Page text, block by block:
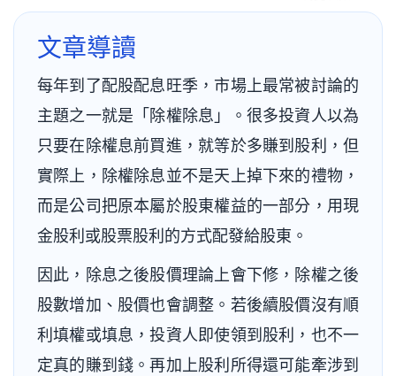
文章導讀
每年到了配股配息旺季，市場上最常被討論的
主題之一就是「除權除息」。很多投資人以為
只要在除權息前買進，就等於多賺到股利，但
實際上，除權除息並不是天上掉下來的禮物，
而是公司把原本屬於股東權益的一部分，用現
金股利或股票股利的方式配發給股東。
因此，除息之後股價理論上會下修，除權之後
股數增加、股價也會調整。若後續股價沒有順
利填權或填息，投資人即使領到股利，也不一
定真的賺到錢。再加上股利所得還可能牽涉到